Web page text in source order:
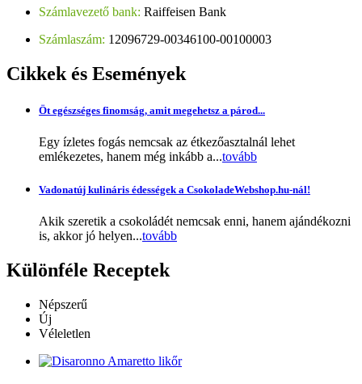
Számlavezető bank: Raiffeisen Bank
Számlaszám: 12096729-00346100-00100003
Cikkek és Események
Öt egészséges finomság, amit megehetsz a párod...
Egy ízletes fogás nemcsak az étkezőasztalnál lehet
emlékezetes, hanem még inkább a...tovább
Vadonatúj kulináris édességek a CsokoladeWebshop.hu-nál!
Akik szeretik a csokoládét nemcsak enni, hanem ajándékozni
is, akkor jó helyen...tovább
Különféle Receptek
Népszerű
Új
Véleletlen